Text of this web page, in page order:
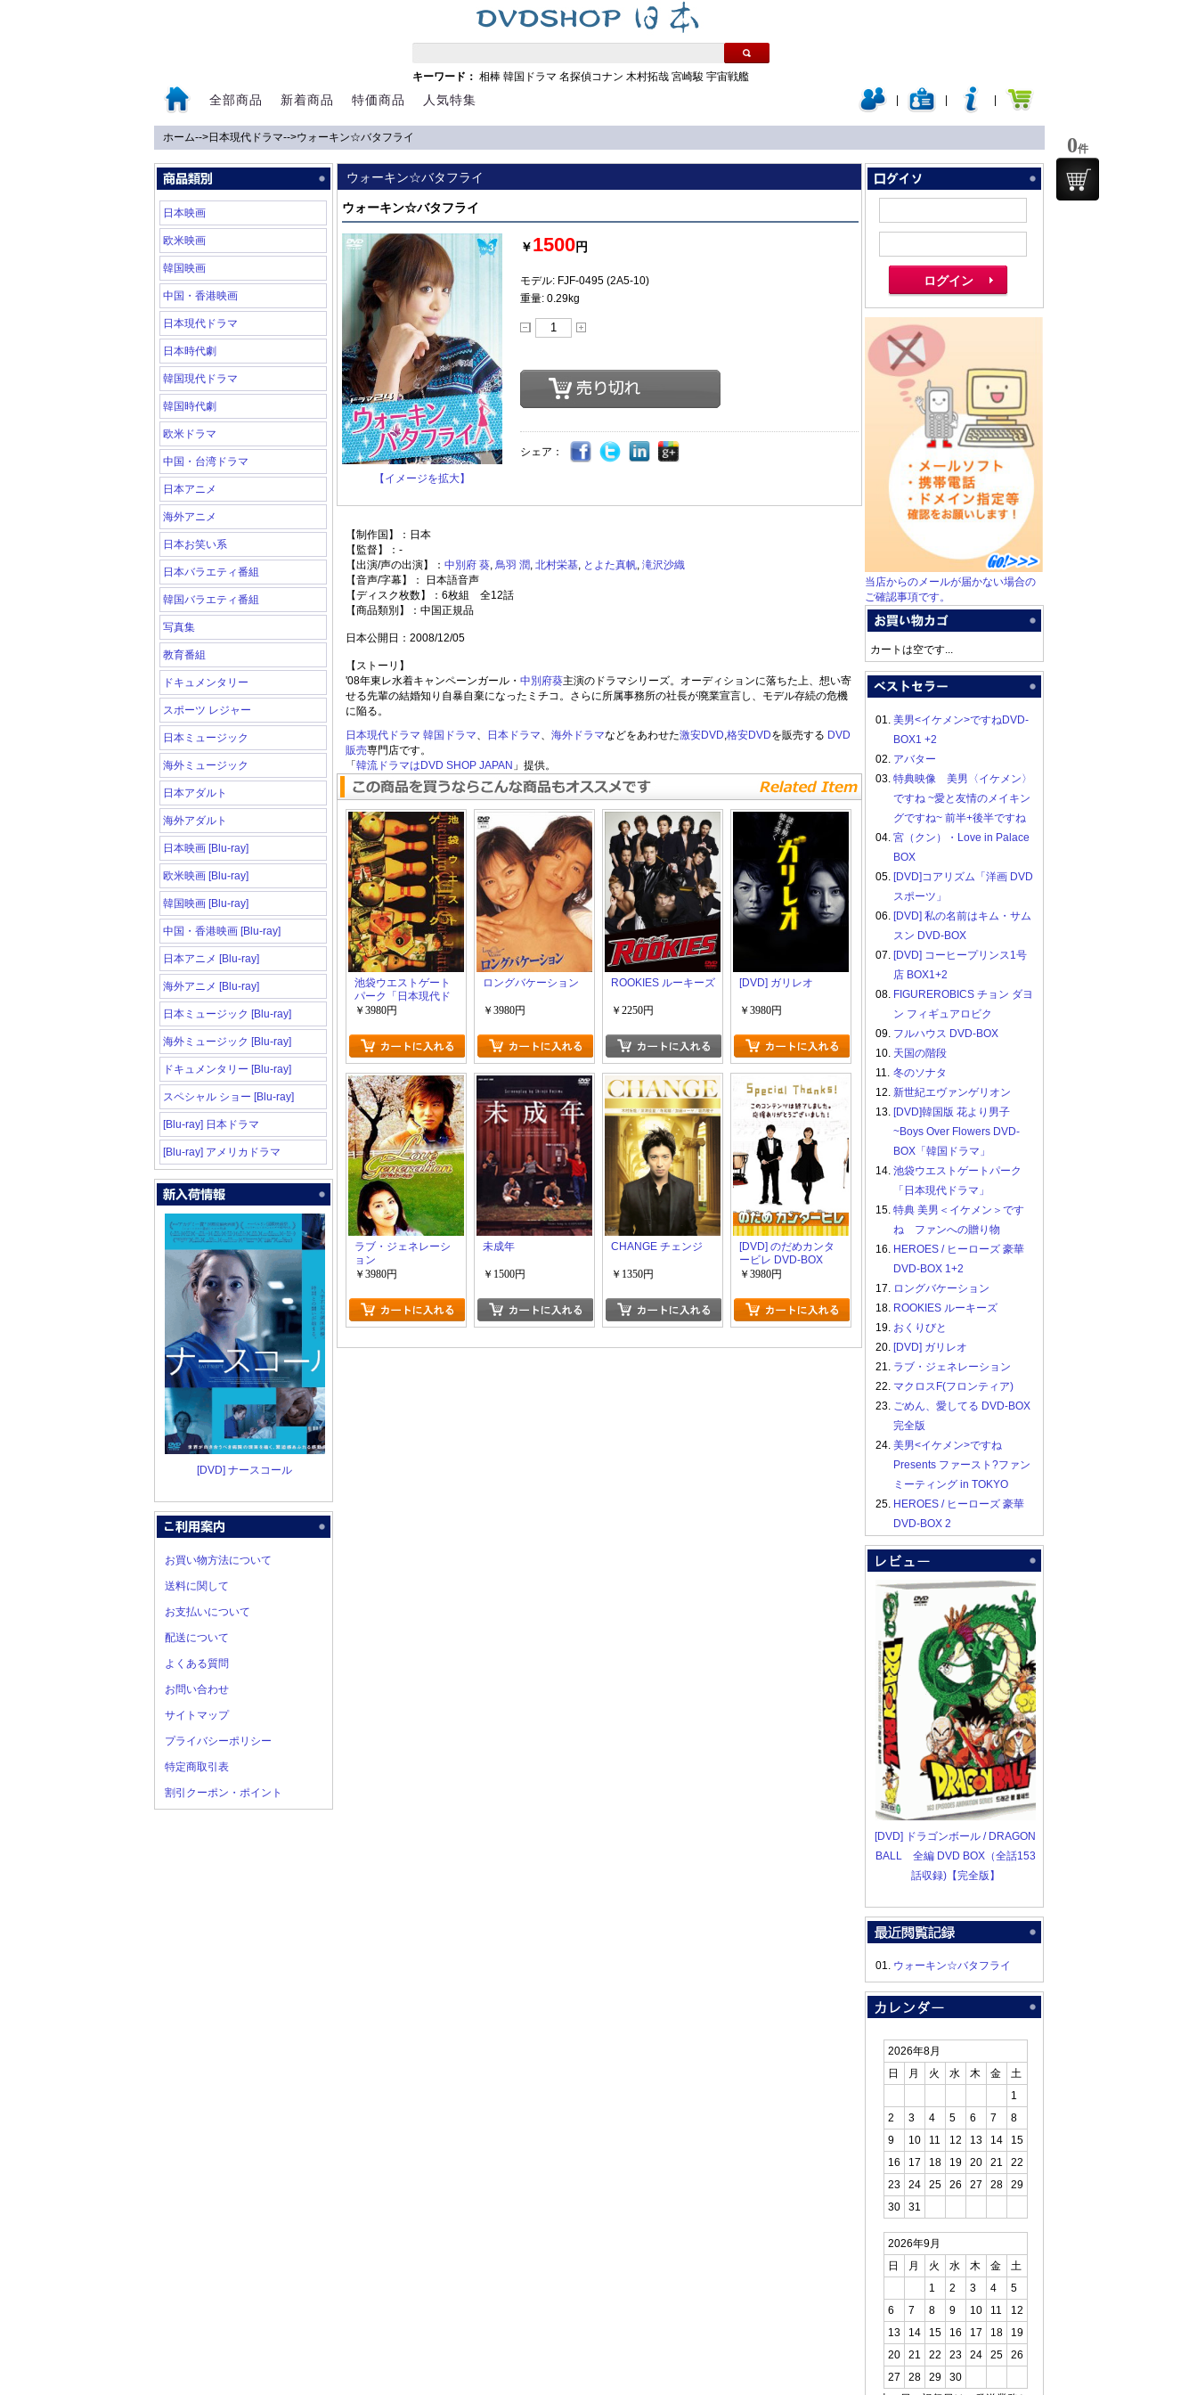
キーワード： 相棒 韓国ドラマ 名探偵コナン 木村拓哉 宮崎駿 宇宙戦艦
全部商品 新着商品 特価商品 人気特集
ホーム-->日本現代ドラマ-->ウォーキン☆バタフライ
日本映画
欧米映画
韓国映画
中国・香港映画
日本現代ドラマ
日本時代劇
韓国現代ドラマ
韓国時代劇
欧米ドラマ
中国・台湾ドラマ
日本アニメ
海外アニメ
日本お笑い系
日本バラエティ番組
韓国バラエティ番組
写真集
教育番組
ドキュメンタリー
スポーツ レジャー
日本ミュージック
海外ミュージック
日本アダルト
海外アダルト
日本映画 [Blu-ray]
欧米映画 [Blu-ray]
韓国映画 [Blu-ray]
中国・香港映画 [Blu-ray]
日本アニメ [Blu-ray]
海外アニメ [Blu-ray]
日本ミュージック [Blu-ray]
海外ミュージック [Blu-ray]
ドキュメンタリー [Blu-ray]
スペシャル ショー [Blu-ray]
[Blu-ray] 日本ドラマ
[Blu-ray] アメリカドラマ
[DVD] ナースコール
お買い物方法について
送料に関して
お支払いについて
配送について
よくある質問
お問い合わせ
サイトマップ
プライバシーポリシー
特定商取引表
割引クーポン・ポイント
ウォーキン☆バタフライ
ウォーキン☆バタフライ
【イメージを拡大】
￥1500円
モデル: FJF-0495 (2A5-10)
重量: 0.29kg
シェア：
【制作国】：日本
【監督】：-
【出演/声の出演】： 中別府 葵 鳥羽 潤 北村栄基 とよた真帆 滝沢沙織
【音声/字幕】： 日本語音声
【ディスク枚数】：6枚組 全12話
【商品類別】：中国正規品
日本公開日：2008/12/05
【ストーリ】
'08年東レ水着キャンペーンガール・ 中別府葵主演のドラマシリーズ。オーディションに落ちた上、想い寄
せる先輩の結婚知り自暴自棄になったミチコ。さらに所属事務所の社長が廃業宣言し、モデル存続の危機
に陥る。
日本現代ドラマ 韓国ドラマ 日本ドラマ 海外ドラマなどをあわせた激安DVD 格安DVDを販売する DVD
販売専門店です。
「韓流ドラマはDVD SHOP JAPAN 」提供。
池袋ウエストゲート
パーク「日本現代ド
ラマ」
￥3980円
ロングバケーション
￥3980円
ROOKIES ルーキーズ
￥2250円
[DVD] ガリレオ
￥3980円
ラブ・ジェネレーシ
ョン
￥3980円
未成年
￥1500円
CHANGE チェンジ
￥1350円
[DVD] のだめカンタ
ービレ DVD-BOX
￥3980円
当店からのメールが届かない場合の
ご確認事項です。
カートは空です...
01. 美男<イケメン>ですねDVD-
BOX1 +2
02. アバター
03. 特典映像 美男〈イケメン〉
ですね ~愛と友情のメイキン
グですね~ 前半+後半ですね
04. 宮（クン）・Love in Palace
BOX
05. [DVD]コアリズム「洋画 DVD
スポーツ」
06. [DVD] 私の名前はキム・サム
スン DVD-BOX
07. [DVD] コーヒープリンス1号
店 BOX1+2
08. FIGUREROBICS チョン ダヨ
ン フィギュアロビク
09. フルハウス DVD-BOX
10. 天国の階段
11. 冬のソナタ
12. 新世紀エヴァンゲリオン
13. [DVD]韓国版 花より男子
~Boys Over Flowers DVD-
BOX「韓国ドラマ」
14. 池袋ウエストゲートパーク
「日本現代ドラマ」
15. 特典 美男＜イケメン＞です
ね ファンへの贈り物
16. HEROES / ヒーローズ 豪華
DVD-BOX 1+2
17. ロングバケーション
18. ROOKIES ルーキーズ
19. おくりびと
20. [DVD] ガリレオ
21. ラブ・ジェネレーション
22. マクロスF(フロンティア)
23. ごめん、愛してる DVD-BOX
完全版
24. 美男<イケメン>ですね
Presents ファースト?ファン
ミーティング in TOKYO
25. HEROES / ヒーローズ 豪華
DVD-BOX 2
[DVD] ドラゴンボール / DRAGON
BALL 全編 DVD BOX（全話153
話収録)【完全版】
01. ウォーキン☆バタフライ
2026年8月
日
月 火 水 木 金
土
1
2
3 4 5 6 7
8
9
10 11 12 13 14
15
16
17 18 19 20 21
22
23
24 25 26 27 28
29
30
31
2026年9月
日
月 火 水 木 金
土
1
2 3 4
5
6
7 8 9 10 11
12
13
14 15 16 17 18
19
20
21 22 23 24 25
26
27
28 29
30
0件
0